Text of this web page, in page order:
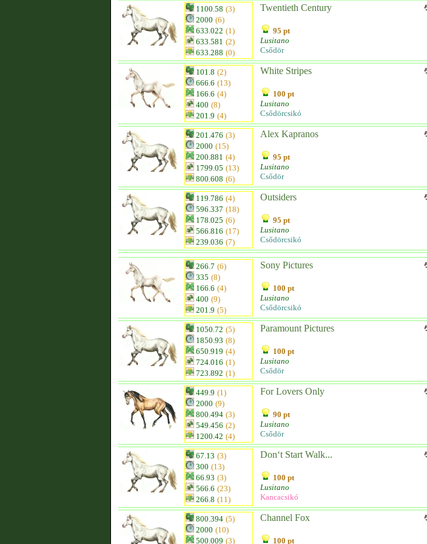
1100.58 (3)
2000 (6)
633.022 (1)
633.581 (2)
633.288 (0)
Twentieth Century
95 pt
Lusitano
Csődör
101.8 (2)
666.6 (13)
166.6 (4)
400 (8)
201.9 (4)
White Stripes
100 pt
Lusitano
Csődörcsikó
201.476 (3)
2000 (15)
200.881 (4)
1799.05 (13)
800.608 (6)
Alex Kapranos
95 pt
Lusitano
Csődör
119.786 (4)
596.337 (18)
178.025 (6)
566.816 (17)
239.036 (7)
Outsiders
95 pt
Lusitano
Csődörcsikó
266.7 (6)
335 (8)
166.6 (4)
400 (9)
201.9 (5)
Sony Pictures
100 pt
Lusitano
Csődörcsikó
1050.72 (5)
1850.93 (8)
650.919 (4)
724.016 (1)
723.892 (1)
Paramount Pictures
100 pt
Lusitano
Csődör
449.9 (1)
2000 (9)
800.494 (3)
549.456 (2)
1200.42 (4)
For Lovers Only
90 pt
Lusitano
Csődör
67.13 (3)
300 (13)
66.93 (3)
566.6 (23)
266.8 (11)
Don‘t Start Walk...
100 pt
Lusitano
Kancacsikó
800.394 (5)
2000 (10)
500.009 (3)
Channel Fox
100 pt